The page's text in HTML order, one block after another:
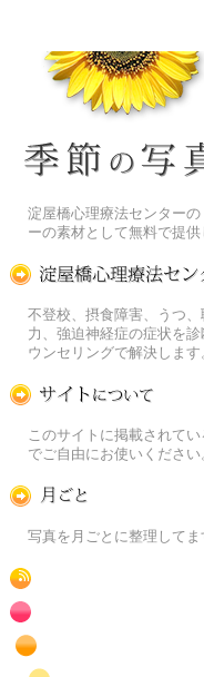
淀屋橋心理療法センター
ーの素材として無料で提供
不登校、摂食障害、うつ
力、強迫神経症の症状を
ウンセリングで解決します
このサイトに掲載されて
でご自由にお使いください
写真を月ごとに整理してま
RSS
赤色の花のフリー写真素材
橙色の花のフリー写真素材